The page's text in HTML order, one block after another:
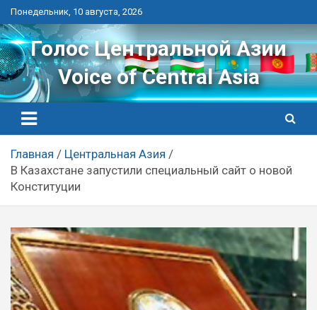
Перейти
к
контенту
Понедельник, 10 августа, 2026
Голос Центральной Азии
Voice of Central Asia
Главная
Центральная Азия
В Казахстане запустили специальный сайт о новой
Конституции